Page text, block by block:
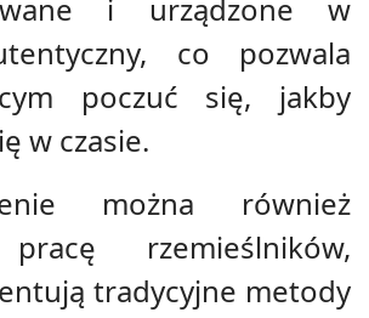
i urządzone w
co pozwala
poczuć się, jakby
w czasie.
można również
rzemieślników,
tradycyjne metody